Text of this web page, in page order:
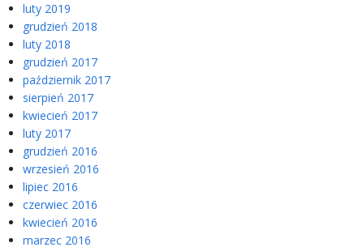
luty 2019
grudzień 2018
luty 2018
grudzień 2017
październik 2017
sierpień 2017
kwiecień 2017
luty 2017
grudzień 2016
wrzesień 2016
lipiec 2016
czerwiec 2016
kwiecień 2016
marzec 2016